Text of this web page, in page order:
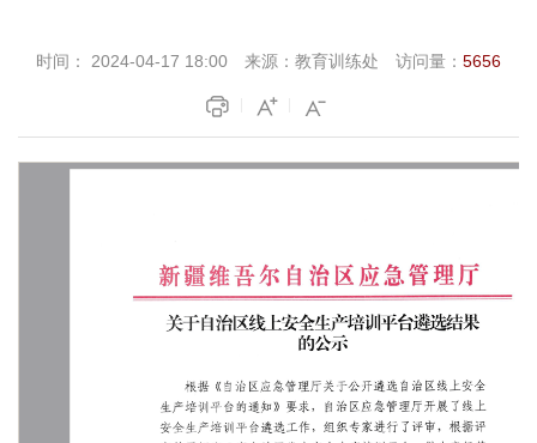
时间： 2024-04-17 18:00 来源： 教育训练处 访问量： 5656